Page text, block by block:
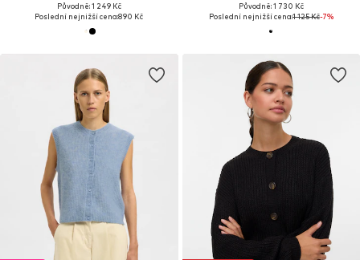
Původně: 1 249 Kč
Poslední nejnižší cena:890 Kč
Původně: 1 730 Kč
Poslední nejnižší cena:1 125 Kč-7%